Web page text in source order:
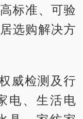
标准、可验
选购解决方
威检测及行
电、生活电